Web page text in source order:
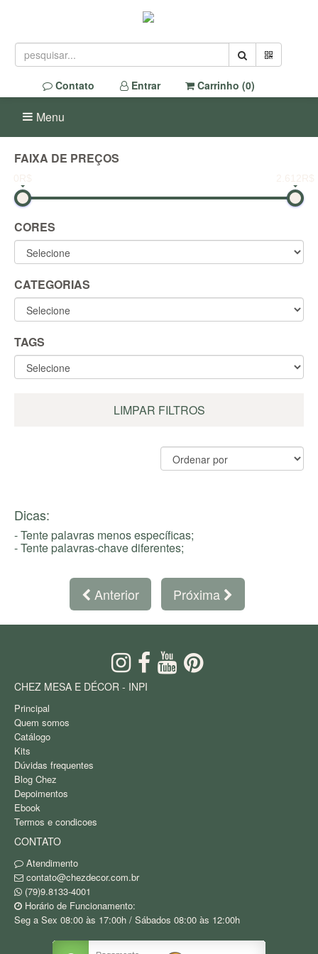
Contato Entrar Carrinho (0)
Menu
FAIXA DE PREÇOS
CORES
CATEGORIAS
TAGS
LIMPAR FILTROS
Dicas:
- Tente palavras menos específicas;
- Tente palavras-chave diferentes;
Anterior Próxima
CHEZ MESA E DÉCOR - INPI
Principal
Quem somos
Catálogo
Kits
Dúvidas frequentes
Blog Chez
Depoimentos
Ebook
Termos e condicoes
CONTATO
Atendimento
contato@chezdecor.com.br
(79)9.8133-4001
Horário de Funcionamento:
Seg a Sex 08:00 às 17:00h / Sábados 08:00 às 12:00h